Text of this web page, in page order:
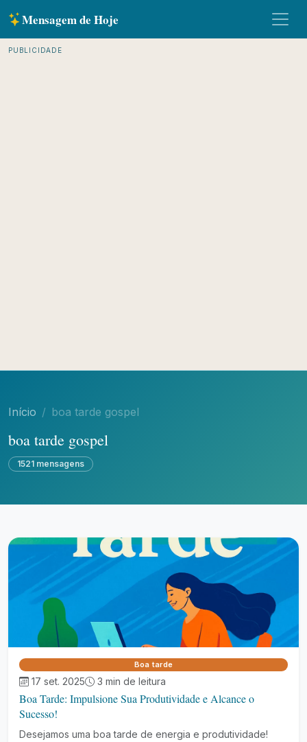
Mensagem de Hoje
PUBLICIDADE
Início boa tarde gospel
boa tarde gospel
1521 mensagens
Boa tarde
17 set. 2025 3 min de leitura
Boa Tarde: Impulsione Sua Produtividade e Alcance o
Sucesso!
Desejamos uma boa tarde de energia e produtividade!